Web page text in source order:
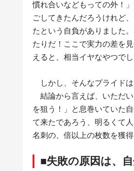
慣れ合いなどもっての外！
ごしてきたんだろうけれど
たという自負がありました
たりだ！ここで実力の差を
えると、相当イヤなやつでし
しかし、そんなプライドは
結論から言えば、いただ
を狙う！」と息巻いていた
て来たであろう、明るくて
名刺の、倍以上の枚数を獲得
■失敗の原因は、